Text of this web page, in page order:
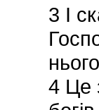
3 І
4 Це